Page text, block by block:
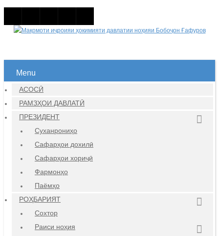
Menu
АСОСӢ
РАМЗҲОИ ДАВЛАТӢ
ПРЕЗИДЕНТ
Суханрониҳо
Сафарҳои дохилӣ
Сафарҳои хориҷӣ
Фармонҳо
Паёмҳо
РОҲБАРИЯТ
Сохтор
Раиси ноҳия